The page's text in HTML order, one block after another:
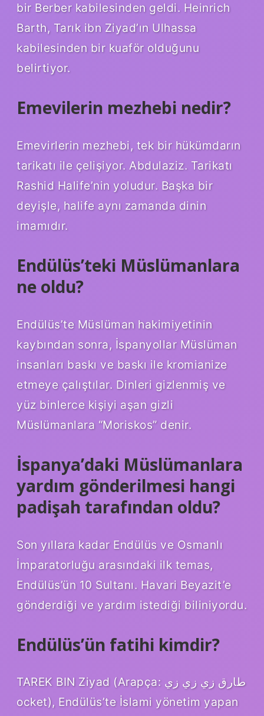
bir Berber kabilesinden geldi. Heinrich
Barth, Tarık ibn Ziyad’ın Ulhassa
kabilesinden bir kuaför olduğunu
belirtiyor.
Emevilerin mezhebi nedir?
Emevirlerin mezhebi, tek bir hükümdarın
tarikatı ile çelişiyor. Abdulaziz. Tarikatı
Rashid Halife’nin yoludur. Başka bir
deyişle, halife aynı zamanda dinin
imamıdır.
Endülüs’teki Müslümanlara
ne oldu?
Endülüs’te Müslüman hakimiyetinin
kaybından sonra, İspanyollar Müslüman
insanları baskı ve baskı ile kromianize
etmeye çalıştılar. Dinleri gizlenmiş ve
yüz binlerce kişiyi aşan gizli
Müslümanlara “Moriskos” denir.
İspanya’daki Müslümanlara
yardım gönderilmesi hangi
padişah tarafından oldu?
Son yıllara kadar Endülüs ve Osmanlı
İmparatorluğu arasındaki ilk temas,
Endülüs’ün 10 Sultanı. Havari Beyazit’e
gönderdiği ve yardım istediği biliniyordu.
Endülüs’ün fatihi kimdir?
TAREK BIN Ziyad (Arapça: طارق زي زي زي
ocket), Endülüs’te İslami yönetim yapan